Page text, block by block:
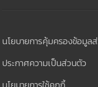
นโยบายการคุ้มครองข้อมูล
ประกาศความเป็นส่วนตัว